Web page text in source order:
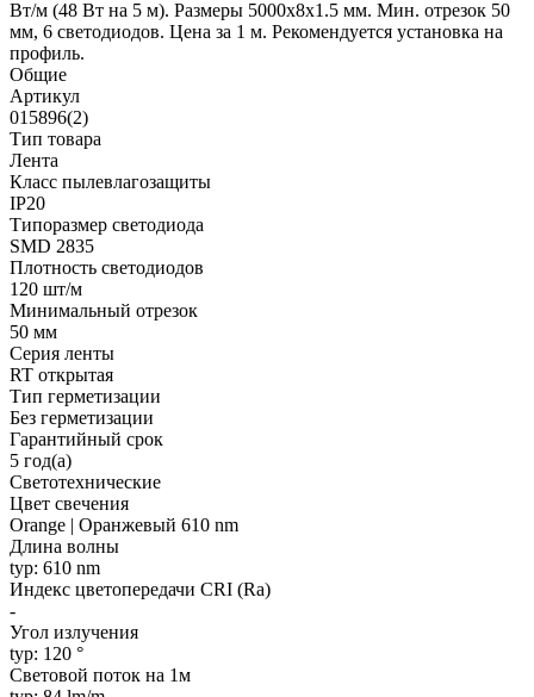
Вт/м (48 Вт на 5 м). Размеры 5000x8x1.5 мм. Мин. отрезок 50
мм, 6 светодиодов. Цена за 1 м. Рекомендуется установка на
профиль.
Общие
Артикул
015896(2)
Тип товара
Лента
Класс пылевлагозащиты
IP20
Типоразмер светодиода
SMD 2835
Плотность светодиодов
120 шт/м
Минимальный отрезок
50 мм
Серия ленты
RT открытая
Тип герметизации
Без герметизации
Гарантийный срок
5 год(а)
Светотехнические
Цвет свечения
Orange | Оранжевый 610 nm
Длина волны
typ: 610 nm
Индекс цветопередачи CRI (Ra)
-
Угол излучения
typ: 120 °
Световой поток на 1м